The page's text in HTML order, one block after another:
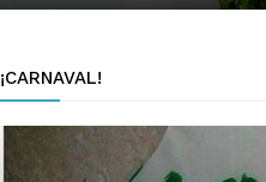
¡CARNAVAL!